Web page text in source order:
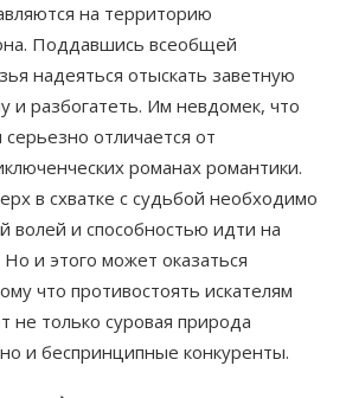
на территорию
Поддавшись всеобщей
надеяться отыскать заветную
и разбогатеть. Им невдомек, что
отличается от
романах романтики.
в схватке с судьбой необходимо
волей и способностью идти на
Но и этого может оказаться
что противостоять искателям
не только суровая природа
и беспринципные конкуренты.